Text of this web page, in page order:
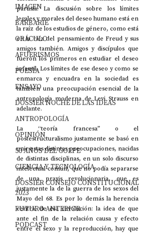
IMAGEN
BARBARIE
ORÁCULO
AFUERISMOS
POESÍA
ENSAYO
DOSSIER NOCHE DE LAS IDEAS
ANTROPOLOGÍA
OPINIÓN
50 AÑOS DEL GOLPE
CIENCIA Y TECNOLOGÍA
DOSSIER CONSEJO CONSTITUCIONAL
2023
FUTURO ANTERIOR
PODCAST
parusía. La discusión sobre los límites
legales y morales del deseo humano está en
la raíz de los estudios de género, como está
en la raíz del pensamiento de Freud y sus
amigos también. Amigos y discípulos que
fueron los primeros en estudiar el deseo
infantil. Los límites de ese deseo y como se
enmarca y encuadra en la sociedad es
también una preocupación esencial de la
antropología moderna de Levi Strauss en
adelante.
La “teoría francesa” o el
postestructuralismo justamente se basó en
unir estas distintas preocupaciones, nacidas
de distintas disciplinas, en un solo discurso
intelectual común, que no podía separarse
de una praxis revolucionaria, que es
justamente la de la guerra de los sexos del
Mayo del 68. Es por lo demás la herencia
central de esa revolución: la idea de que
ante el fin de la relación causa y efecto
entre el sexo y la reproducción, hay que